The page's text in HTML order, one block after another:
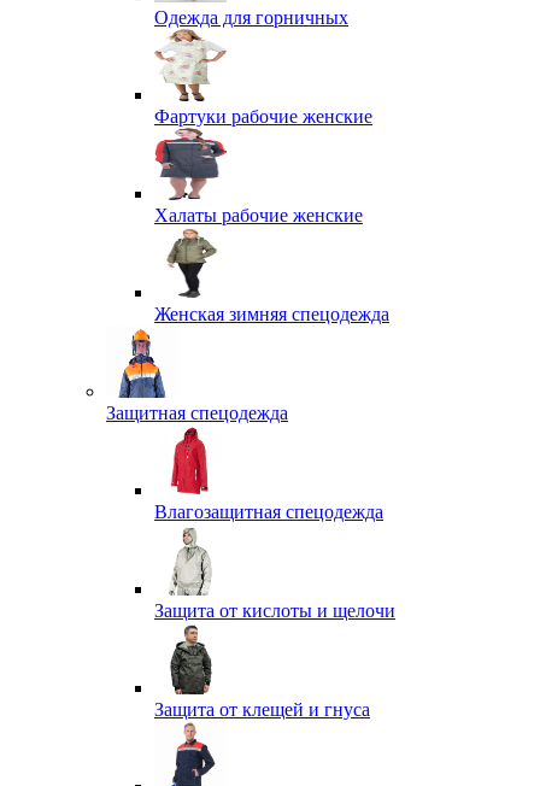
Одежда для горничных
Фартуки рабочие женские
Халаты рабочие женские
Женская зимняя спецодежда
Защитная спецодежда
Влагозащитная спецодежда
Защита от кислоты и щелочи
Защита от клещей и гнуса